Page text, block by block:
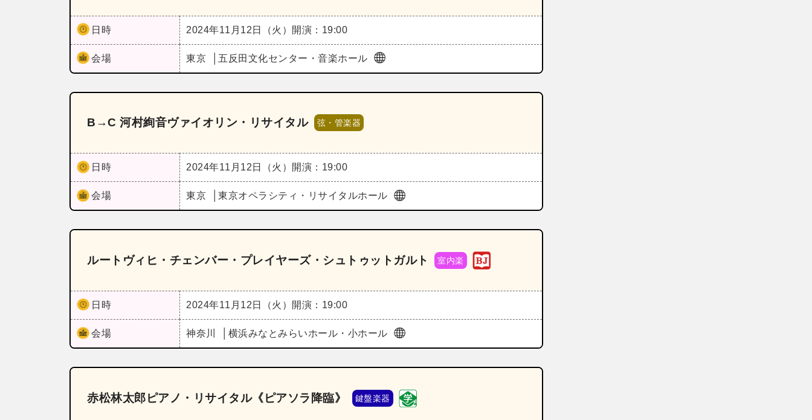
日時 2024年11月12日（火） 開演：19:00
会場 東京 五反田文化センター・音楽ホール
B→C 河村絢音ヴァイオリン・リサイタル 弦・管楽器
日時 2024年11月12日（火） 開演：19:00
会場 東京 東京オペラシティ・リサイタルホール
ルートヴィヒ・チェンバー・プレイヤーズ・シュトゥットガルト 室内楽
日時 2024年11月12日（火） 開演：19:00
会場 神奈川 横浜みなとみらいホール・小ホール
赤松林太郎ピアノ・リサイタル《ピアソラ降臨》 鍵盤楽器